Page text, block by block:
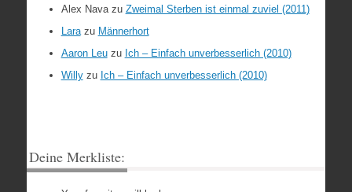
Alex Navazu Zweimal Sterben ist einmal zuviel (2011)
Larazu Männerhort
Aaron Leuzu Ich – Einfach unverbesserlich (2010)
Willyzu Ich – Einfach unverbesserlich (2010)
Deine Merkliste: